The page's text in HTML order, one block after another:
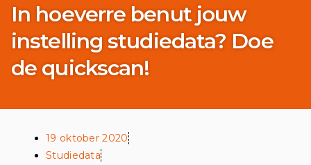
In hoeverre benut jouw
instelling studiedata? Doe
de quickscan!
19 oktober 2020
Studiedata